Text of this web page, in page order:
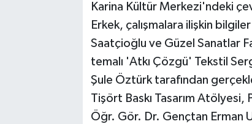
Karina Kültür Merkezi'ndeki
Erkek, çalışmalara ilişkin
Saatçioğlu ve Güzel Sanatlar
temalı 'Atkı Çözgü' Tekstil
Şule Öztürk tarafından
Tişört Baskı Tasarım
Öğr. Gör. Dr. Gençtan Erman